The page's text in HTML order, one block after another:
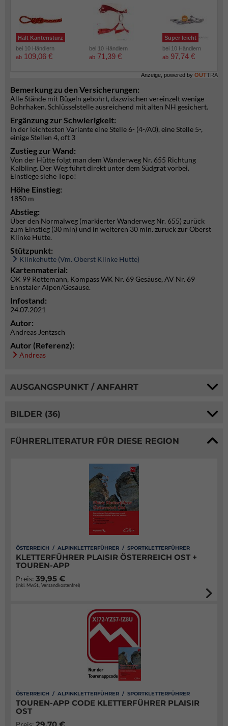
Hält Kantensturz
bei 10 Händlern
ab 109,06 €
bei 10 Händlern
ab 71,39 €
Super leicht
bei 10 Händlern
ab 97,74 €
Anzeige, powered by OUTTRA
Bemerkung zu den Versicherungen:
Alle Stände mit Bügeln gebohrt, dazwischen vereinzelt wenige
Bohrhaken. Schlüsselstelle ausreichend mit alten NH gesichert.
Ergänzung zur Schwierigkeit:
In der leichtesten Variante eine Stelle 6- (4-/A0), eine Stelle 5-,
einige Stellen 4, oft 3
Zustieg zur Wand:
Von der Hütte folgt man dem Wanderweg Nr. 655 Richtung
Kalbling. Der Weg führt direkt unter dem Südgrat vorbei.
Einstiege siehe Topo!
Höhe Einstieg:
1850 m
Abstieg:
Über den Normalweg (markierter Wanderweg Nr. 655) zurück
zum Einstieg (30 min) und in weiteren 30 min. zurück zur Oberst
Klinke Hütte.
Stützpunkt:
Klinkehütte (Vm. Oberst Klinke Hütte)
Kartenmaterial:
ÖK 99 Rottemann, Kompass WK Nr. 69 Gesäuse, AV Nr. 69
Ennstaler Alpen/Gesäuse.
Infostand:
24.07.2021
Autor:
Andreas Jentzsch
Autor (Referenz):
Andreas
AUSGANGSPUNKT / ANFAHRT
BILDER (36)
FÜHRERLITERATUR FÜR DIESE REGION
ÖSTERREICH / ALPINKLETTERFÜHRER / SPORTKLETTERFÜHRER
KLETTERFÜHRER PLAISIR ÖSTERREICH OST +
TOUREN-APP
Preis: 39,95 €
(inkl. MwSt., Versandkostenfrei)
ÖSTERREICH / ALPINKLETTERFÜHRER / SPORTKLETTERFÜHRER
TOUREN-APP CODE KLETTERFÜHRER PLAISIR
OST
Preis: